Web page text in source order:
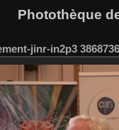
Photothèque
jinr-in2p3